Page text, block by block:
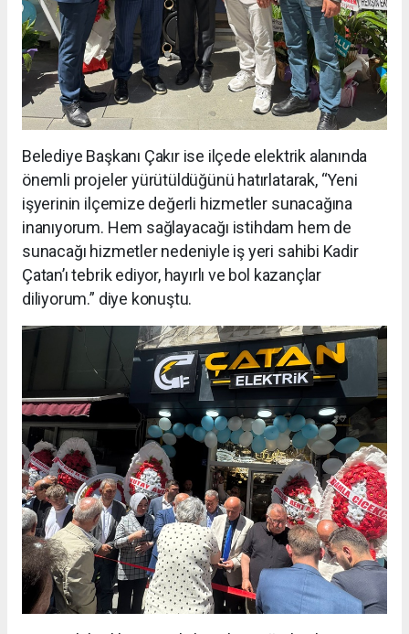
Belediye Başkanı Çakır ise ilçede elektrik alanında
önemli projeler yürütüldüğünü hatırlatarak, “Yeni
işyerinin ilçemize değerli hizmetler sunacağına
inanıyorum. Hem sağlayacağı istihdam hem de
sunacağı hizmetler nedeniyle iş yeri sahibi Kadir
Çatan’ı tebrik ediyor, hayırlı ve bol kazançlar
diliyorum.” diye konuştu.